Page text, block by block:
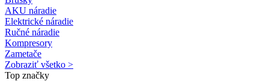
AKU náradie
Elektrické náradie
Ručné náradie
Kompresory
Zametače
Zobraziť všetko >
Top značky